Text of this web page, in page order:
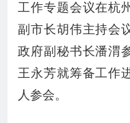
工作专题会议在杭
副市长胡伟主持会
政府副秘书长潘渭
王永芳就筹备工作
人参会。